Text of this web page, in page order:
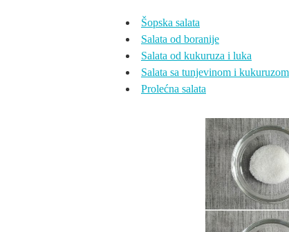
Šopska salata
Salata od boranije
Salata od kukuruza i luka
Salata sa tunjevinom i kukuruzom
Prolećna salata